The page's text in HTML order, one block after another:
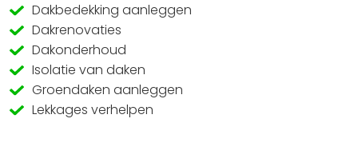
Dakbedekking aanleggen
Dakrenovaties
Dakonderhoud
Isolatie van daken
Groendaken aanleggen
Lekkages verhelpen